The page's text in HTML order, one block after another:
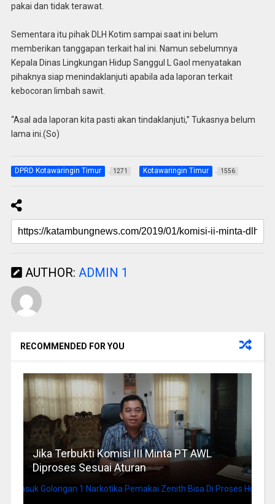
pakai dan tidak terawat.
Sementara itu pihak DLH Kotim sampai saat ini belum
memberikan tanggapan terkait hal ini. Namun sebelumnya
Kepala Dinas Lingkungan Hidup Sanggul L Gaol menyatakan
pihaknya siap menindaklanjuti apabila ada laporan terkait
kebocoran limbah sawit.
“Asal ada laporan kita pasti akan tindaklanjuti,” Tukasnya belum
lama ini.(So)
DPRD Kotawaringin Timur 1271 Kotawaringin Timur 1556
AUTHOR: ADMIN 1
RECOMMENDED FOR YOU
Jika Terbukti Komisi III Minta PT AWL
Diproses Sesuai Aturan